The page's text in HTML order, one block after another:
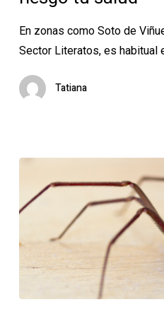
error
que
podría
en
En zonas como Soto de
Sector Literatos, es habitual
Tatiana